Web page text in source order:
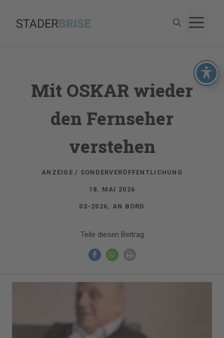
Inhalt
Mit OSKAR wieder
den Fernseher
verstehen
ANZEIGE / SONDERVERÖFFENTLICHUNG
18. MAI 2026
03-2026, AN BORD
Teile diesen Beitrag